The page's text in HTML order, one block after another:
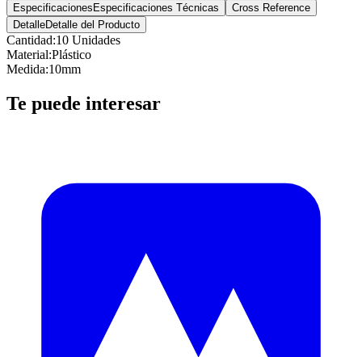
Especificaciones Especificaciones Técnicas
Cross Reference
DetalleDetalle del Producto
Cantidad:10 Unidades
Material:Plástico
Medida:10mm
Te puede interesar